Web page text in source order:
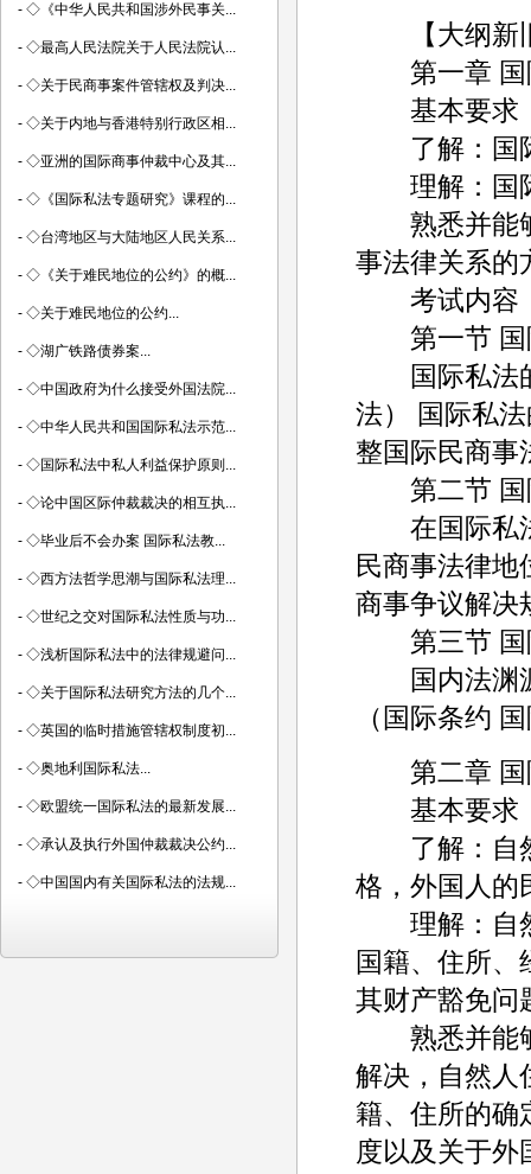
【大纲新
第一章 国
基本要求
了解：国际
理解：国际
熟悉并能够
事法律关系的
考试内容
第一节 国
国际私法的
法） 国际私
整国际民商事
第二节 国
在国际私法
民商事法律地
商事争议解决
第三节 国
国内法渊源
（国际条约
第二章 国
基本要求
了解：自然
格，外国人的
理解：自然
国籍、住所、
其财产豁免问
熟悉并能够
解决，自然人
籍、住所的确
度以及关于外
- ◇《中华人民共和国涉外民事关...
- ◇最高人民法院关于人民法院认...
- ◇关于民商事案件管辖权及判决...
- ◇关于内地与香港特别行政区相...
- ◇亚洲的国际商事仲裁中心及其...
- ◇《国际私法专题研究》课程的...
- ◇台湾地区与大陆地区人民关系...
- ◇《关于难民地位的公约》的概...
- ◇关于难民地位的公约...
- ◇湖广铁路债券案...
- ◇中国政府为什么接受外国法院...
- ◇中华人民共和国国际私法示范...
- ◇国际私法中私人利益保护原则...
- ◇论中国区际仲裁裁决的相互执...
- ◇毕业后不会办案 国际私法教...
- ◇西方法哲学思潮与国际私法理...
- ◇世纪之交对国际私法性质与功...
- ◇浅析国际私法中的法律规避问...
- ◇关于国际私法研究方法的几个...
- ◇英国的临时措施管辖权制度初...
- ◇奥地利国际私法...
- ◇欧盟统一国际私法的最新发展...
- ◇承认及执行外国仲裁裁决公约...
- ◇中国国内有关国际私法的法规...